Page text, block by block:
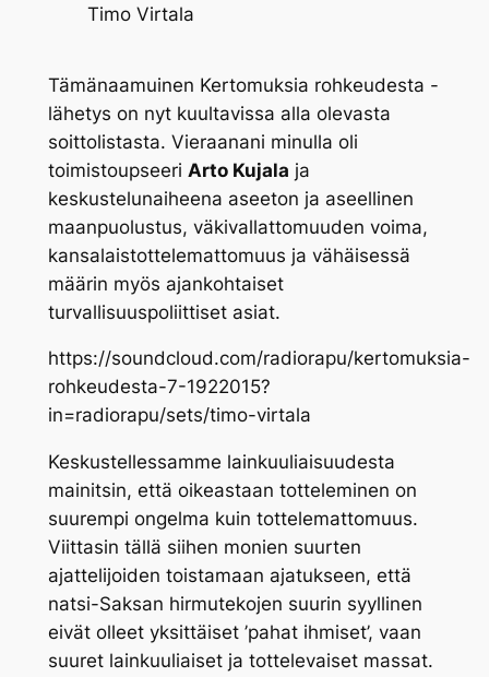
Timo Virtala
Tämänaamuinen Kertomuksia rohkeudesta -
lähetys on nyt kuultavissa alla olevasta
soittolistasta. Vieraanani minulla oli
toimistoupseeri Arto Kujala ja
keskustelunaiheena aseeton ja aseellinen
maanpuolustus, väkivallattomuuden voima,
kansalaistottelemattomuus ja vähäisessä
määrin myös ajankohtaiset
turvallisuuspoliittiset asiat.
https://soundcloud.com/radiorapu/kertomuksia-
rohkeudesta-7-1922015?
in=radiorapu/sets/timo-virtala
Keskustellessamme lainkuuliaisuudesta
mainitsin, että oikeastaan totteleminen on
suurempi ongelma kuin tottelemattomuus.
Viittasin tällä siihen monien suurten
ajattelijoiden toistamaan ajatukseen, että
natsi-Saksan hirmutekojen suurin syyllinen
eivät olleet yksittäiset ’pahat ihmiset’, vaan
suuret lainkuuliaiset ja tottelevaiset massat.